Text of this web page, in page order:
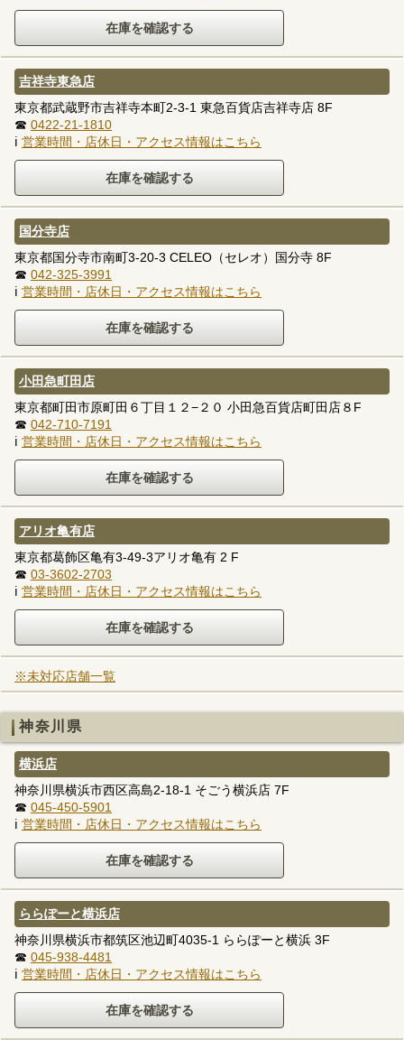
吉祥寺東急店
東京都武蔵野市吉祥寺本町2-3-1 東急百貨店吉祥寺店 8F
☎ 0422-21-1810
ℹ 営業時間・店休日・アクセス情報はこちら
国分寺店
東京都国分寺市南町3-20-3 CELEO（セレオ）国分寺 8F
☎ 042-325-3991
ℹ 営業時間・店休日・アクセス情報はこちら
小田急町田店
東京都町田市原町田６丁目１２−２０ 小田急百貨店町田店８F
☎ 042-710-7191
ℹ 営業時間・店休日・アクセス情報はこちら
アリオ亀有店
東京都葛飾区亀有3-49-3アリオ亀有 2 F
☎ 03-3602-2703
ℹ 営業時間・店休日・アクセス情報はこちら
※未対応店舗一覧
神奈川県
横浜店
神奈川県横浜市西区高島2-18-1 そごう横浜店 7F
☎ 045-450-5901
ℹ 営業時間・店休日・アクセス情報はこちら
ららぽーと横浜店
神奈川県横浜市都筑区池辺町4035-1 ららぽーと横浜 3F
☎ 045-938-4481
ℹ 営業時間・店休日・アクセス情報はこちら